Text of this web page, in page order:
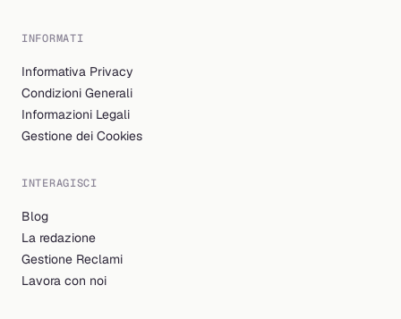
INFORMATI
Informativa Privacy
Condizioni Generali
Informazioni Legali
Gestione dei Cookies
INTERAGISCI
Blog
La redazione
Gestione Reclami
Lavora con noi